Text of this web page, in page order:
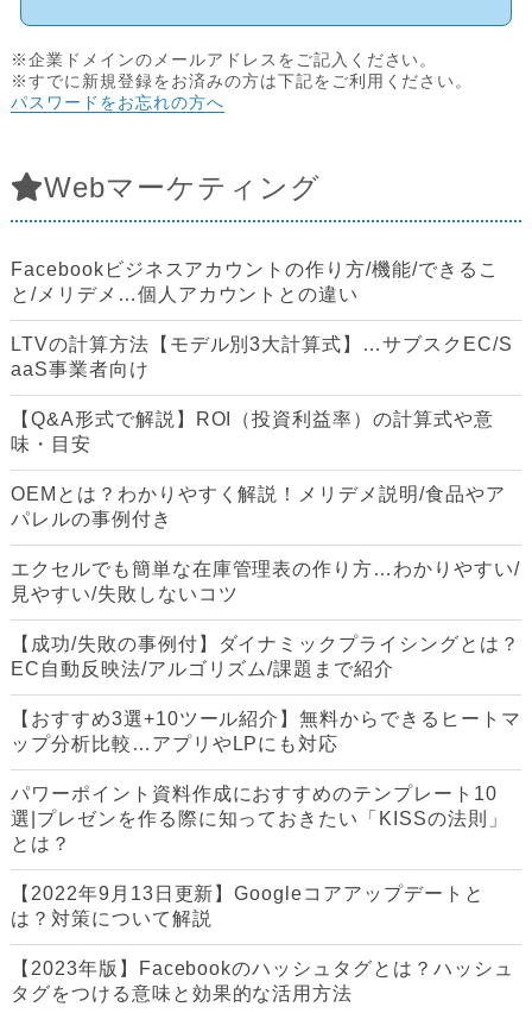
※企業ドメインのメールアドレスをご記入ください。
※すでに新規登録をお済みの方は下記をご利用ください。
パスワードをお忘れの方へ
Webマーケティング
Facebookビジネスアカウントの作り方/機能/できるこ
と/メリデメ…個人アカウントとの違い
LTVの計算方法【モデル別3大計算式】…サブスクEC/S
aaS事業者向け
【Q&A形式で解説】ROI（投資利益率）の計算式や意
味・目安
OEMとは？わかりやすく解説！メリデメ説明/食品やア
パレルの事例付き
エクセルでも簡単な在庫管理表の作り方…わかりやすい/
見やすい/失敗しないコツ
【成功/失敗の事例付】ダイナミックプライシングとは？
EC自動反映法/アルゴリズム/課題まで紹介
【おすすめ3選+10ツール紹介】無料からできるヒートマ
ップ分析比較…アプリやLPにも対応
パワーポイント資料作成におすすめのテンプレート10
選|プレゼンを作る際に知っておきたい「KISSの法則」
とは？
【2022年9月13日更新】Googleコアアップデートと
は？対策について解説
【2023年版】Facebookのハッシュタグとは？ハッシュ
タグをつける意味と効果的な活用方法